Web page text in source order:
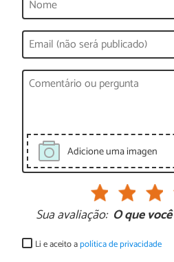
Adicione uma imagen
Sua avaliação: O que
Li e aceito apolítica de privacidade